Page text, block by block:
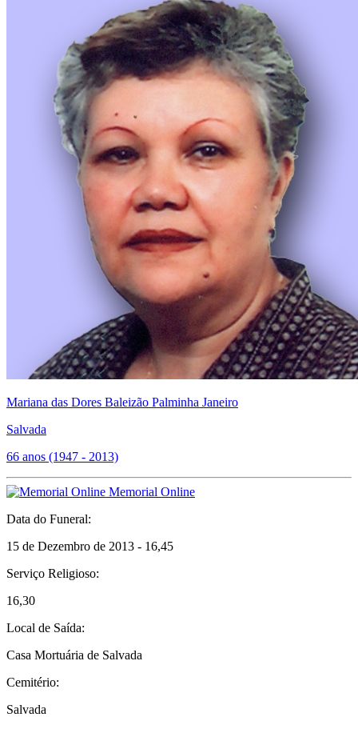
Mariana das Dores Baleizão Palminha Janeiro
Salvada
66 anos (1947 - 2013)
Memorial Online
Data do Funeral:
15 de Dezembro de 2013 - 16,45
Serviço Religioso:
16,30
Local de Saída:
Casa Mortuária de Salvada
Cemitério:
Salvada